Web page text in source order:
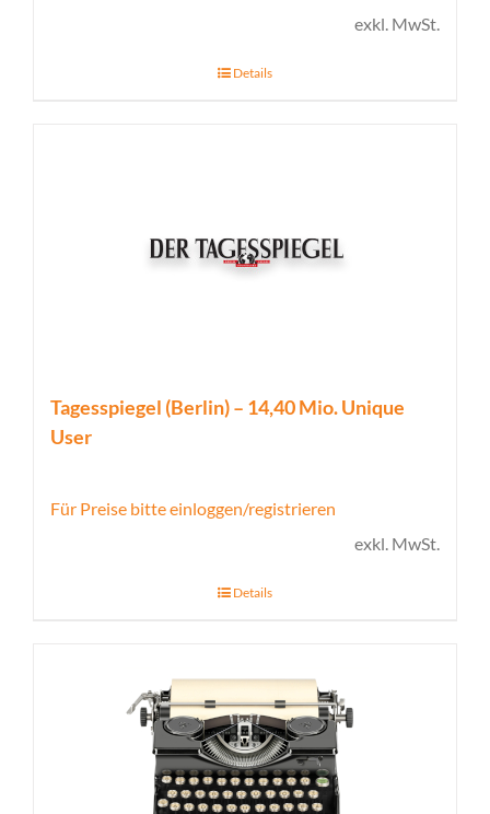
exkl. MwSt.
Details
Tagesspiegel (Berlin) – 14,40 Mio. Unique
User
Für Preise bitte einloggen/registrieren
exkl. MwSt.
Details